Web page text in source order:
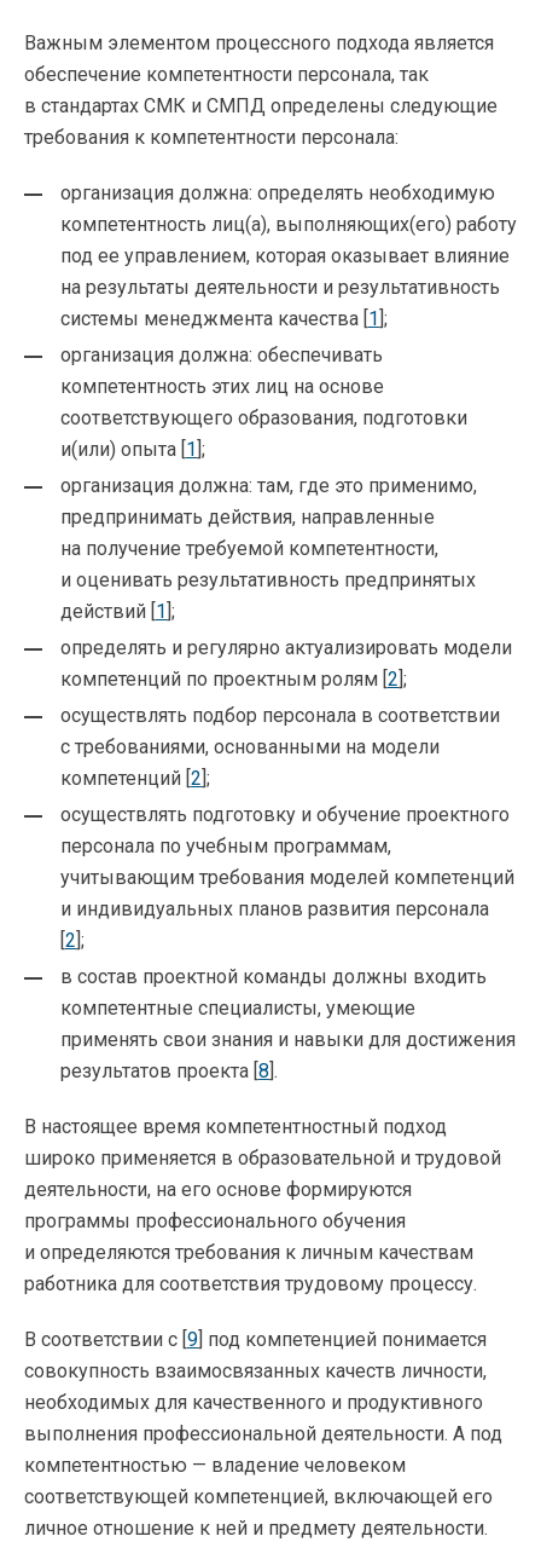
Важным элементом процессного подхода является
обеспечение компетентности персонала, так
в стандартах СМК и СМПД определены следующие
требования к компетентности персонала:
организация должна: определять необходимую
компетентность лиц(а), выполняющих(его) работу
под ее управлением, которая оказывает влияние
на результаты деятельности и результативность
системы менеджмента качества [1];
организация должна: обеспечивать
компетентность этих лиц на основе
соответствующего образования, подготовки
и(или) опыта [1];
организация должна: там, где это применимо,
предпринимать действия, направленные
на получение требуемой компетентности,
и оценивать результативность предпринятых
действий [1];
определять и регулярно актуализировать модели
компетенций по проектным ролям [2];
осуществлять подбор персонала в соответствии
с требованиями, основанными на модели
компетенций [2];
осуществлять подготовку и обучение проектного
персонала по учебным программам,
учитывающим требования моделей компетенций
и индивидуальных планов развития персонала
[2];
в состав проектной команды должны входить
компетентные специалисты, умеющие
применять свои знания и навыки для достижения
результатов проекта [8].
В настоящее время компетентностный подход
широко применяется в образовательной и трудовой
деятельности, на его основе формируются
программы профессионального обучения
и определяются требования к личным качествам
работника для соответствия трудовому процессу.
В соответствии с [9] под компетенцией понимается
совокупность взаимосвязанных качеств личности,
необходимых для качественного и продуктивного
выполнения профессиональной деятельности. А под
компетентностью — владение человеком
соответствующей компетенцией, включающей его
личное отношение к ней и предмету деятельности.